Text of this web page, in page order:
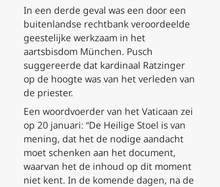
In een derde geval was een door een
buitenlandse rechtbank veroordeelde
geestelijke werkzaam in het
aartsbisdom München. Pusch
suggereerde dat kardinaal Ratzinger
op de hoogte was van het verleden van
de priester.
Een woordvoerder van het Vaticaan zei
op 20 januari: “De Heilige Stoel is van
mening, dat het de nodige aandacht
moet schenken aan het document,
waarvan het de inhoud op dit moment
niet kent. In de komende dagen, na de